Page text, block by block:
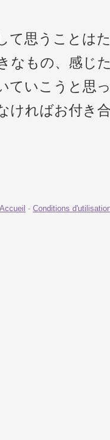
て思うことは
なもの、感じ
ていこうと思
ければお付き
Accueil - Conditions